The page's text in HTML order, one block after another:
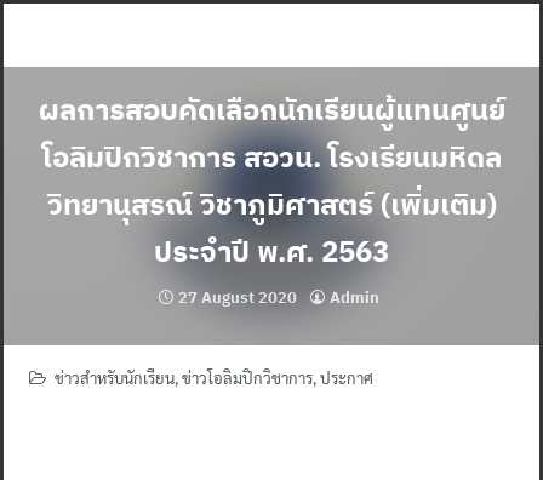
ผลการสอบคัดเลือกนักเรียนผู้แทนศูนย์
โอลิมปิกวิชาการ สอวน. โรงเรียนมหิดล
วิทยานุสรณ์ วิชาภูมิศาสตร์ (เพิ่มเติม)
ประจำปี พ.ศ. 2563
27 August 2020 Admin
ข่าวสำหรับนักเรียน,ข่าวโอลิมปิกวิชาการ,ประกาศ